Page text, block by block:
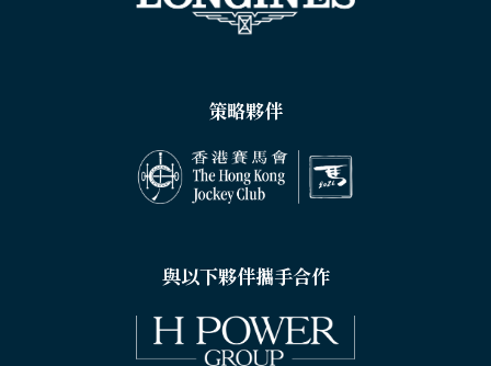
策略夥伴
與以下夥伴攜手合作